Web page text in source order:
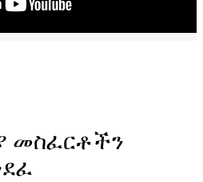
መስፈርቶችን